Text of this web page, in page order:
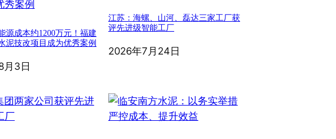
源成本约1200万元！福建
泥技改项目成为优秀案例
月3日
江苏：海螺、山河、磊达三家工厂获
评先进级智能工厂
2026年7月24日